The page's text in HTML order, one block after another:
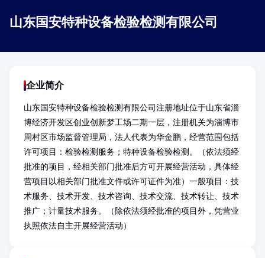
山东国安特种设备检验检测有限公司
企业简介
山东国安特种设备检验检测有限公司注册地址位于山东省淄
博经济开发区创业创新梦工场二期一层，注册机关为淄博市
周村区市场监督管理局，法人代表为华金鹏，经营范围包括
许可项目：检验检测服务；特种设备检验检测。（依法须经
批准的项目，经相关部门批准后方可开展经营活动，具体经
营项目以相关部门批准文件或许可证件为准）一般项目：技
术服务、技术开发、技术咨询、技术交流、技术转让、技术
推广；计量技术服务。（除依法须经批准的项目外，凭营业
执照依法自主开展经营活动）